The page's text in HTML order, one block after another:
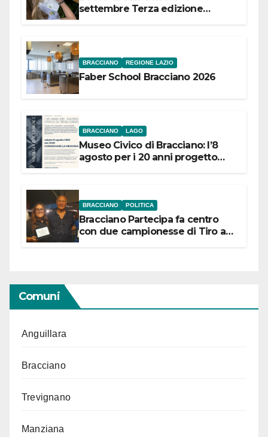
settembre Terza edizione
BRACCIANO REGIONE LAZIO
Faber School Bracciano 2026
BRACCIANO LAGO
Museo Civico di Bracciano: l’8
agosto per i 20 anni progetto
BRACCIANO POLITICA
Bracciano Partecipa fa centro
con due campionesse di Tiro a
Comuni
Anguillara
Bracciano
Trevignano
Manziana